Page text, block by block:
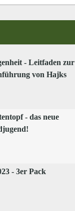
- Leitfaden zur
von Hajks
- das neue
- 3er Pack